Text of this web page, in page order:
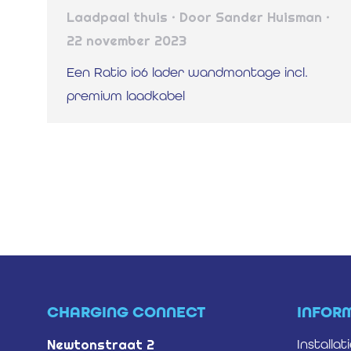
Laadpaal thuis Door Sander Huisman
22 november 2023
Een Ratio io6 lader wandmontage incl.
premium laadkabel
CHARGING CONNECT
Newtonstraat 2